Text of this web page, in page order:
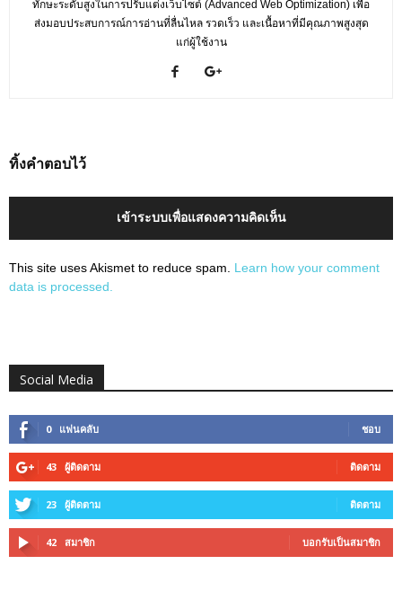
ทักษะระดับสูงในการปรับแต่งเว็บไซต์ (Advanced Web Optimization) เพื่อ
ส่งมอบประสบการณ์การอ่านที่ลื่นไหล รวดเร็ว และเนื้อหาที่มีคุณภาพสูงสุด
แก่ผู้ใช้งาน
ทิ้งคำตอบไว้
เข้าระบบเพื่อแสดงความคิดเห็น
This site uses Akismet to reduce spam. Learn how your comment
data is processed.
Social Media
0 แฟนคลับ ชอบ
43 ผู้ติดตาม ติดตาม
23 ผู้ติดตาม ติดตาม
42 สมาชิก บอกรับเป็นสมาชิก